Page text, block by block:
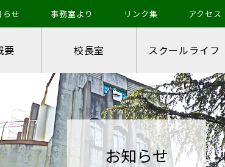
要 校長室 スクールライフ
らせ 事務室より リンク集 アクセス
お知らせ